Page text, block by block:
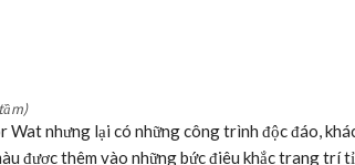
Wat nhưng lại có những công trình độc đáo,
được thêm vào những bức điêu khắc trang trí